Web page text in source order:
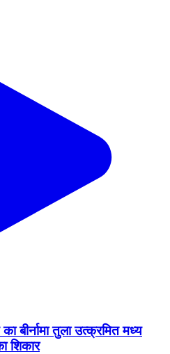
बीर्नामा तुला उत्क्रमित मध्य
शिकार